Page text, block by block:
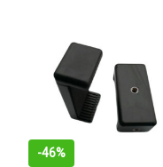
-46%